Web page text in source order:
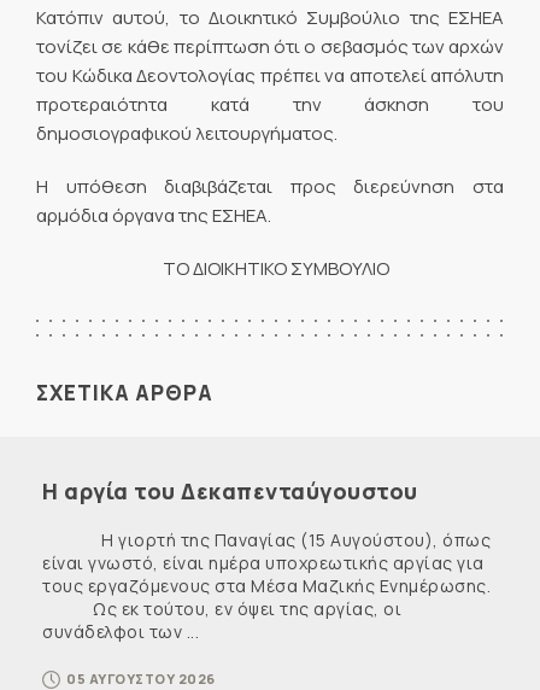
Κατόπιν αυτού, το Διοικητικό Συμβούλιο της ΕΣΗΕΑ
τονίζει σε κάθε περίπτωση ότι ο σεβασμός των αρχών
του Κώδικα Δεοντολογίας πρέπει να αποτελεί απόλυτη
προτεραιότητα κατά την άσκηση του
δημοσιογραφικού λειτουργήματος.
Η υπόθεση διαβιβάζεται προς διερεύνηση στα
αρμόδια όργανα της ΕΣΗΕΑ.
ΤΟ ΔΙΟΙΚΗΤΙΚΟ ΣΥΜΒΟΥΛΙΟ
ΣΧΕΤΙΚΑ ΑΡΘΡΑ
Η αργία του Δεκαπενταύγουστου
Η γιορτή της Παναγίας (15 Αυγούστου), όπως
είναι γνωστό, είναι ημέρα υποχρεωτικής αργίας για
τους εργαζόμενους στα Μέσα Μαζικής Ενημέρωσης.
Ως εκ τούτου, εν όψει της αργίας, οι
συνάδελφοι των ...
05 ΑΥΓΟΥΣΤΟΥ 2026